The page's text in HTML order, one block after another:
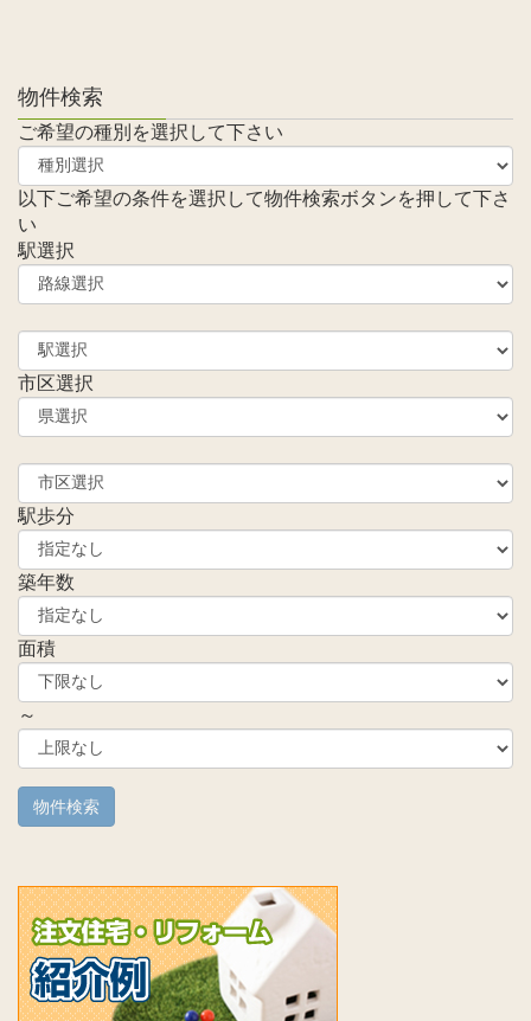
物件検索
ご希望の種別を選択して下さい
以下ご希望の条件を選択して物件検索ボタンを押して下さ
い
駅選択
市区選択
駅歩分
築年数
面積
～